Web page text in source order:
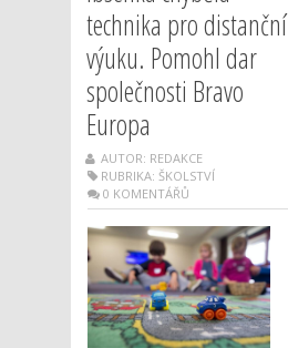
technika pro distanční
výuku. Pomohl dar
společnosti Bravo
Europa
AUTOR: REDAKCE
RUBRIKA: ŠKOLSTVÍ
0 KOMENTÁŘŮ